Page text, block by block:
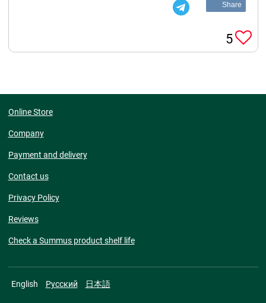
Share
5
Online Store
Company
Payment and delivery
Contact us
Privacy Policy
Reviews
Check a Summus product shelf life
English Русский 日本語